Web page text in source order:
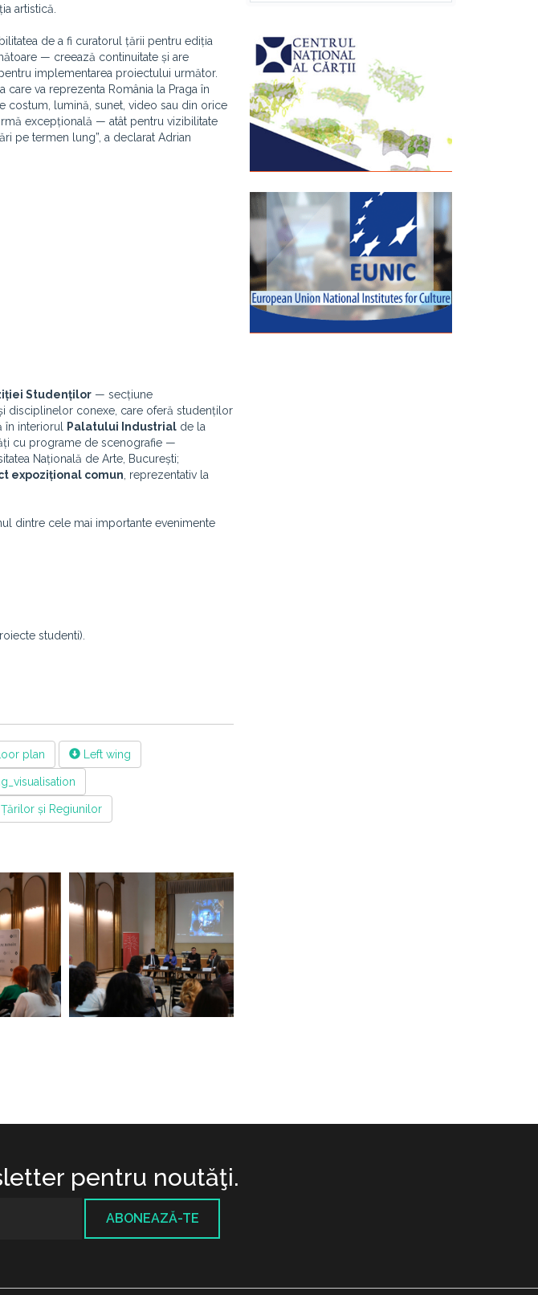
artistică.
de a fi curatorul țării pentru ediția
— creează continuitate și are
implementarea proiectului următor.
va reprezenta România la Praga în
costum, lumină, sunet, video sau din orice
excepțională — atât pentru vizibilitate
pe termen lung”, a declarat Adrian
Studenților — secțiune
disciplinelor conexe, care oferă studenților
în interiorul
Palatului Industrial de la
cu programe de scenografie —
Națională de Arte, București;
expozițional comun , reprezentativ la
dintre cele mai importante evenimente
studenti).
plan Left wing
și Regiunilor
pentru noutăţi.
ABONEAZĂ-TE